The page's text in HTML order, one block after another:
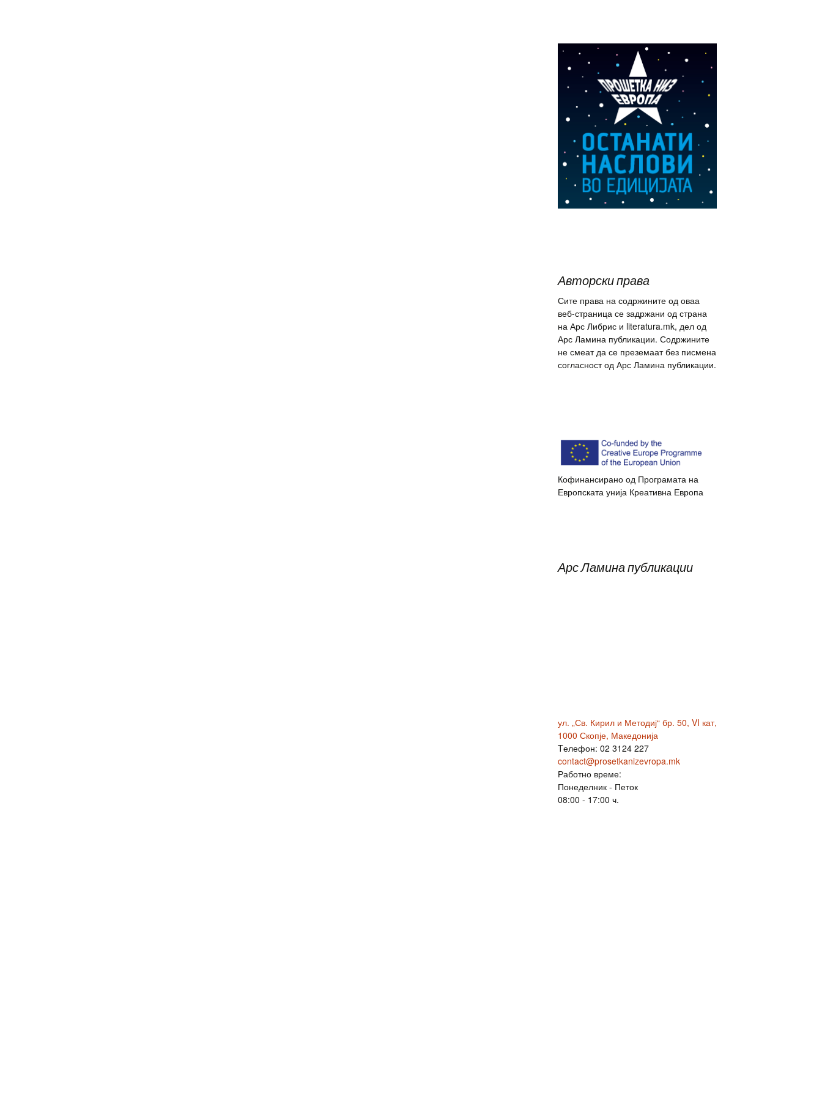
Авторски права
Сите права на содржините од оваа
веб-страница се задржани од страна
на Арс Либрис и literatura.mk, дел од
Арс Ламина публикации. Содржините
не смеат да се преземаат без писмена
согласност од Арс Ламина публикации.
Кофинансирано од Програмата на
Европската унија Креативна Европа
Арс Ламина публикации
ул. „Св. Кирил и Методиј“ бр. 50, VI кат,
1000 Скопје, Македонија
Tелефон: 02 3124 227
contact@prosetkanizevropa.mk
Работно време:
Понеделник - Петок
08:00 - 17:00 ч.